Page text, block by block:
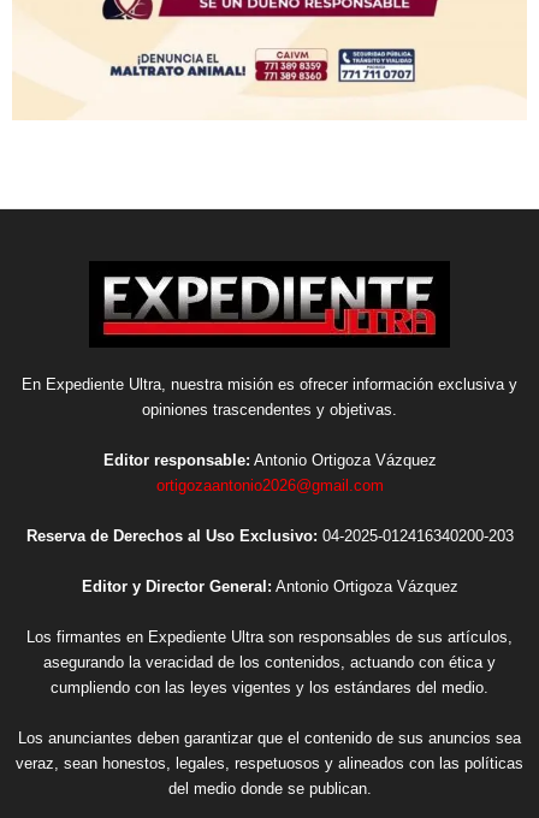
En Expediente Ultra, nuestra misión es ofrecer información exclusiva y
opiniones trascendentes y objetivas.
Editor responsable: Antonio Ortigoza Vázquez
ortigozaantonio2026@gmail.com
Reserva de Derechos al Uso Exclusivo: 04-2025-012416340200-203
Editor y Director General: Antonio Ortigoza Vázquez
Los firmantes en Expediente Ultra son responsables de sus artículos,
asegurando la veracidad de los contenidos, actuando con ética y
cumpliendo con las leyes vigentes y los estándares del medio.
Los anunciantes deben garantizar que el contenido de sus anuncios sea
veraz, sean honestos, legales, respetuosos y alineados con las políticas
del medio donde se publican.